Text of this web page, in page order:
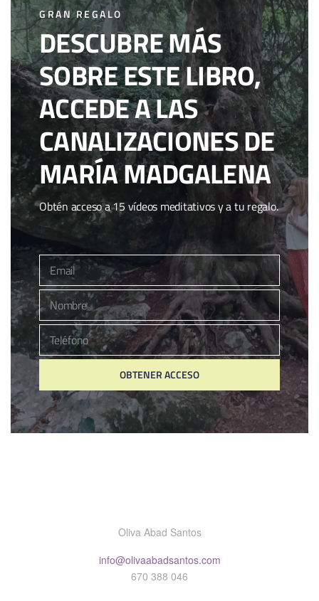
GRAN REGALO
DESCUBRE MÁS
SOBRE ESTE LIBRO,
ACCEDE A LAS
CANALIZACIONES DE
MARÍA MADGALENA
Obtén acceso a 15 vídeos meditativos y a tu regalo.
Email
Email
Nombre
Nombre
Número
de
Teléfono
Teléfono
OBTENER ACCESO
Oliva Abad Santos
info@olivaabadsantos.com
670 388 046